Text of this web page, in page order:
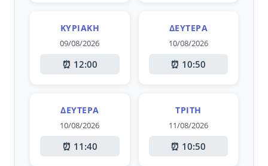
ΚΥΡΙΑΚΉ
09/08/2026
⏰ 12:00
ΔΕΥΤΈΡΑ
10/08/2026
⏰ 10:50
ΔΕΥΤΈΡΑ
10/08/2026
⏰ 11:40
ΤΡΊΤΗ
11/08/2026
⏰ 10:50